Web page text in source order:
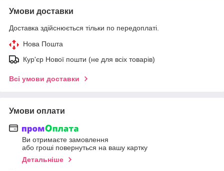
Умови доставки
Доставка здійснюється тільки по передоплаті.
Нова Пошта
Кур'єр Нової пошти (не для всіх товарів)
Всі умови доставки
Умови оплати
Ви отримаєте замовлення
або гроші повернуться на вашу картку
Детальніше